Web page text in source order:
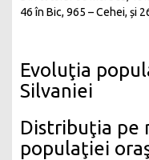
46 în Bic, 965 – Cehei, și
Evoluţia
Silvaniei
Distribuţia pe
populaţiei